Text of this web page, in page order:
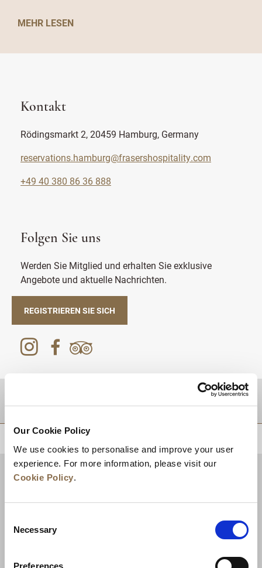
Our Cookie Policy
We use cookies to personalise and improve your user
experience. For more information, please visit our
Cookie Policy.
Selection
Necessary
Preferences
MEHR LESEN
Kontakt
Rödingsmarkt 2, 20459 Hamburg, Germany
reservations.hamburg@frasershospitality.com
+49 40 380 86 36 888
Folgen Sie uns
Werden Sie Mitglied und erhalten Sie exklusive
Angebote und aktuelle Nachrichten.
REGISTRIEREN SIE SICH